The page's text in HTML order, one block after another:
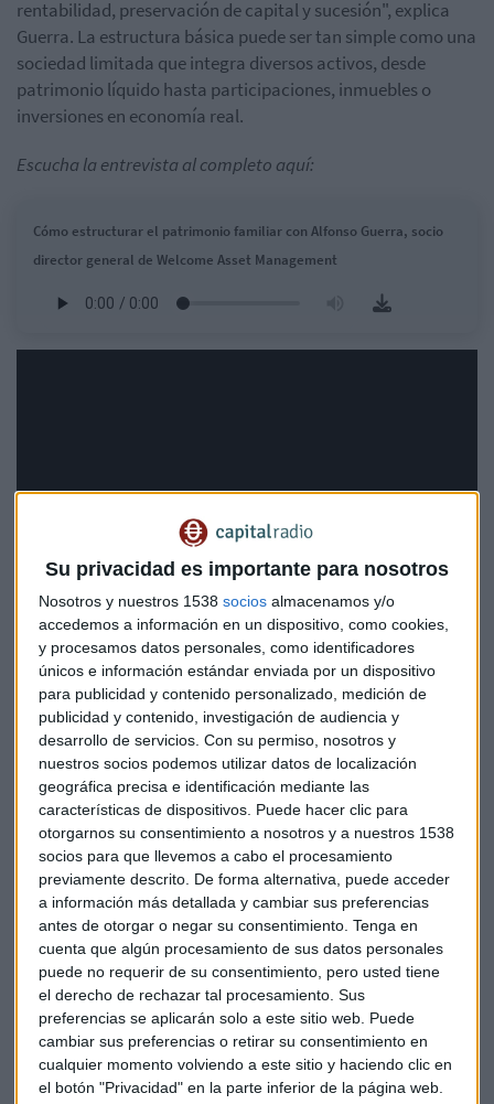
Su privacidad es importante para nosotros
Nosotros y nuestros 1538 socios almacenamos y/o
accedemos a información en un dispositivo, como cookies,
y procesamos datos personales, como identificadores
únicos e información estándar enviada por un dispositivo
para publicidad y contenido personalizado, medición de
publicidad y contenido, investigación de audiencia y
desarrollo de servicios. Con su permiso, nosotros y
nuestros socios podemos utilizar datos de localización
geográfica precisa e identificación mediante las
características de dispositivos. Puede hacer clic para
otorgarnos su consentimiento a nosotros y a nuestros 1538
socios para que llevemos a cabo el procesamiento
previamente descrito. De forma alternativa, puede acceder
a información más detallada y cambiar sus preferencias
antes de otorgar o negar su consentimiento. Tenga en
cuenta que algún procesamiento de sus datos personales
puede no requerir de su consentimiento, pero usted tiene
el derecho de rechazar tal procesamiento. Sus
preferencias se aplicarán solo a este sitio web. Puede
cambiar sus preferencias o retirar su consentimiento en
cualquier momento volviendo a este sitio y haciendo clic en
el botón "Privacidad" en la parte inferior de la página web.
rentabilidad, preservación de capital y sucesión", explica
Guerra. La estructura básica puede ser tan simple como una
sociedad limitada que integra diversos activos, desde
patrimonio líquido hasta participaciones, inmuebles o
inversiones en economía real.
Escucha la entrevista al completo aquí:
Cómo estructurar el patrimonio familiar con Alfonso Guerra, socio
director general de Welcome Asset Management
Las claves para montar unfamily office
eficiente
La planificación ordenada constituye el pilar fundamental.
"La clave para montar unfamily officemás allá de la
estructura esdefinir el objetivo a largo plazo", señala
Guerra. Esto implica evitar decisiones impulsivas y
establecer tesis de inversión sostenibles en el tiempo.
Los grandesfamily officea nivel mundial siguen un patrón
común:profesionalizaciónydiversificación. "Si echas un
vistazo a lo que hacen los grandesfamily office
la asignación de activos entre tradicionales y no
tradicionales es 50-50", afirma el experto.